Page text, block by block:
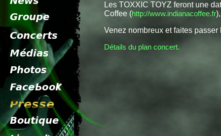
Les TOXXIC TOYZ feront une
Coffee (http://www.indianacoffee.fr
Venez nombreux et faites passer
Détails du plan concert.